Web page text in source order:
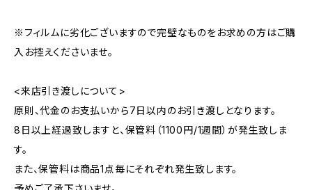
※フィルムに劣化ございますので完璧なものをお求めの方はご購
入お控えくださいませ。
<来店引き渡しについて>
原則、代金のお支払いから7日以内のお引き渡しとなります。
8日以上経過致しますと、保管料（1100円/1週間）が発生致しま
す。
また、保管料は商品1点毎にそれぞれ発生致します。